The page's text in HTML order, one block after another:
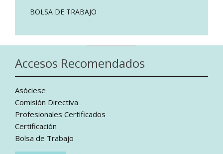
BOLSA DE TRABAJO
Accesos Recomendados
Asóciese
Comisión Directiva
Profesionales Certificados
Certificación
Bolsa de Trabajo